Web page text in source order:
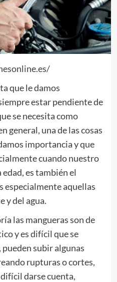
que le damos
estar pendiente de
se necesita como
general, una de las cosas
importancia y que
cuando nuestro
es también el
especialmente aquellas
y del agua.
las mangueras son de
y es difícil que se
subir algunas
rupturas o cortes,
darse cuenta,